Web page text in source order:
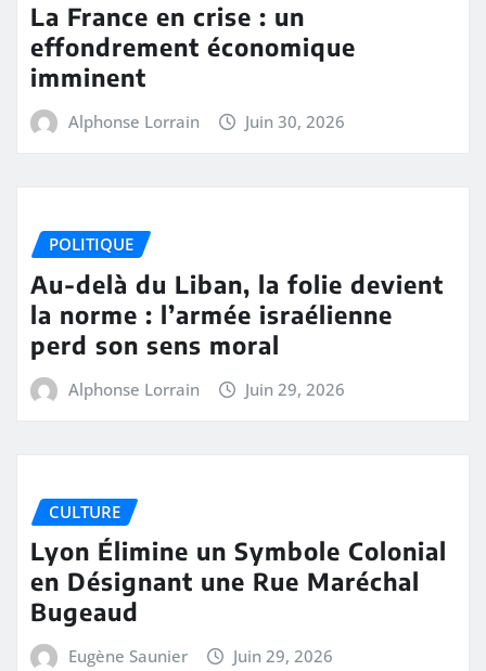
La France en crise : un
effondrement économique
imminent
Alphonse Lorrain Juin 30, 2026
POLITIQUE
Au-delà du Liban, la folie devient
la norme : l’armée israélienne
perd son sens moral
Alphonse Lorrain Juin 29, 2026
CULTURE
Lyon Élimine un Symbole Colonial
en Désignant une Rue Maréchal
Bugeaud
Eugène Saunier Juin 29, 2026